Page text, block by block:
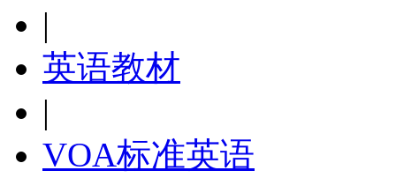
|
英语教材
|
VOA标准英语